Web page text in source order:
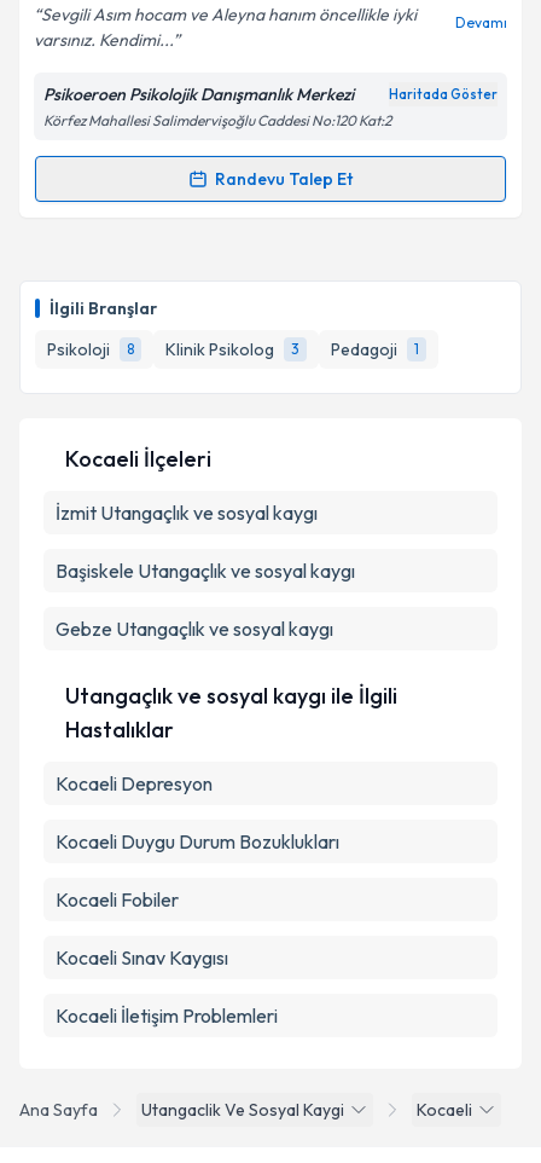
İlgili Branşlar
Psikoloji
8 Klinik Psikolog 3 Pedagoji 1
Kişisel verilerimin işlenmesine ilişkin
Aydınlatma
Metni'ni okudum ve kişisel verilerimin belirtilen
kapsamda işlenmesini kabul ediyorum.
Sevgili Asım hocam ve Aleyna hanım öncellikle iyki
varsınız. Kendimi...
Devamı
Psikoeroen Psikolojik Danışmanlık Merkezi Haritada Göster
Körfez Mahallesi Salimdervişoğlu Caddesi No:120 Kat:2
Randevu Talep Et
Randevu Takvimi Talebi
takvim hazırlandığında e-posta ile bilgilendireceğiz.
E-posta Adresiniz
Metni'ni okudum ve kişisel verilerimin belirtilen
Ana Sayfa Utangaclik Ve Sosyal Kaygi Kocaeli
Kocaeli İlçeleri
İzmit Utangaçlık ve sosyal kaygı
Başiskele Utangaçlık ve sosyal kaygı
Gebze Utangaçlık ve sosyal kaygı
Utangaçlık ve sosyal kaygı ile İlgili
Hastalıklar
Kocaeli Depresyon
Kocaeli Duygu Durum Bozuklukları
Kocaeli Fobiler
Kocaeli Sınav Kaygısı
Kocaeli İletişim Problemleri